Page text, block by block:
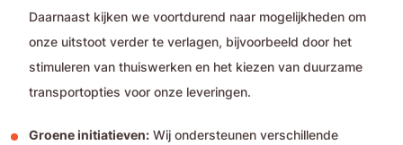
Daarnaast kijken we voortdurend naar mogelijkheden om
onze uitstoot verder te verlagen, bijvoorbeeld door het
stimuleren van thuiswerken en het kiezen van duurzame
transportopties voor onze leveringen.
Groene initiatieven: Wij ondersteunen verschillende